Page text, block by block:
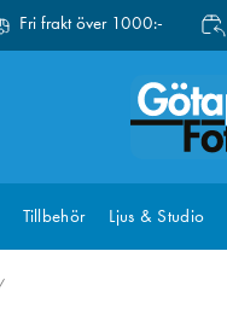
Fri frakt över 1000:-
Tillbehör Ljus & Studio